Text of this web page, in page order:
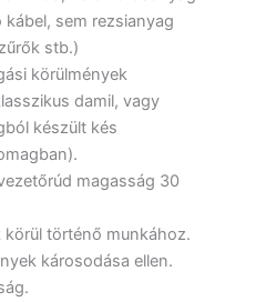
sem rezsianyag
stb.)
körülmények
damil, vagy
készült kés
magasság 30
körül történő munkához.
károsodása ellen.